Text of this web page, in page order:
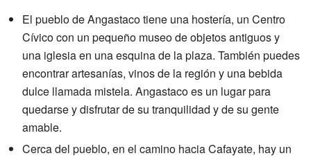
El pueblo de Angastaco tiene una hostería, un Centro
Cívico con un pequeño museo de objetos antiguos y
una iglesia en una esquina de la plaza. También puedes
encontrar artesanías, vinos de la región y una bebida
dulce llamada mistela. Angastaco es un lugar para
quedarse y disfrutar de su tranquilidad y de su gente
amable.
Cerca del pueblo, en el camino hacia Cafayate, hay un